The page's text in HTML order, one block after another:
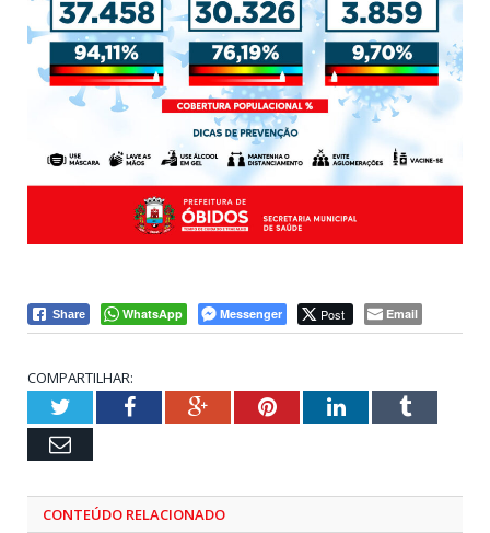
Share WhatsApp Messenger Post Email
COMPARTILHAR:
TwitterFacebookGoogle+PinterestLinkedInTumblr
Email
CONTEÚDO RELACIONADO